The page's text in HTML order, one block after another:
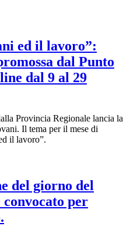
ed il lavoro”:
dal Punto
dal 9 al 29
Provincia Regionale lancia la
Il tema per il mese di
il lavoro”.
del giorno del
per